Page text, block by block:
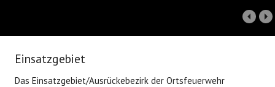
Einsatzgebiet
Das Einsatzgebiet/Ausrückebezirk der Ortsfeuerwehr